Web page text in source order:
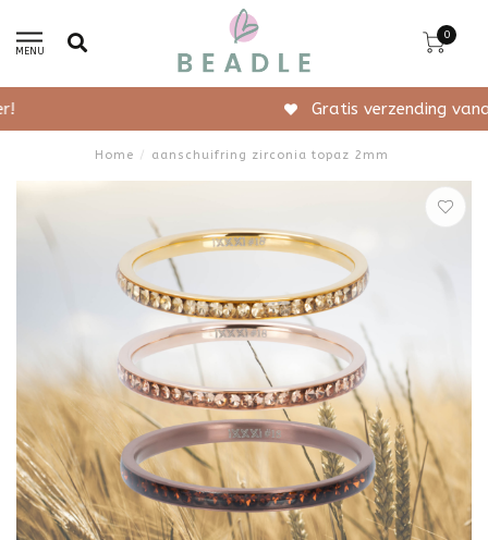
MENU
0
Gratis verzending vanaf 50,-
Home / aanschuifring zirconia topaz 2mm